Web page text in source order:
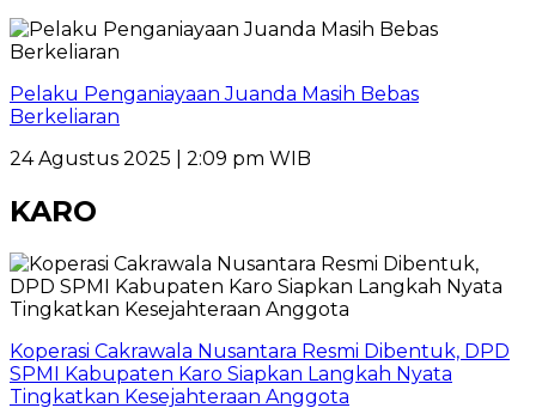
Pelaku Penganiayaan Juanda Masih Bebas
Berkeliaran
24 Agustus 2025 | 2:09 pm WIB
KARO
Koperasi Cakrawala Nusantara Resmi Dibentuk, DPD
SPMI Kabupaten Karo Siapkan Langkah Nyata
Tingkatkan Kesejahteraan Anggota